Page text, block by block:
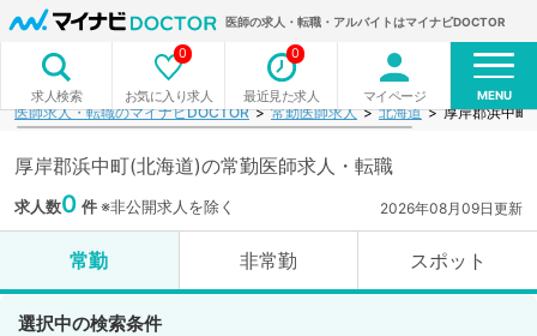
医師の求人・転職・アルバイトはマイナビDOCTOR
求人検索 お気に入り求人
0
最近見た求人
0
マイページ MENU
医師求人・転職のマイナビDOCTOR 常勤医師求人 北海道 厚岸郡浜中町
厚岸郡浜中町(北海道)の常勤医師求人・転職
求人数0 件※非公開求人を除く 2026年08月09日更新
常勤 非常勤 スポット
選択中の検索条件